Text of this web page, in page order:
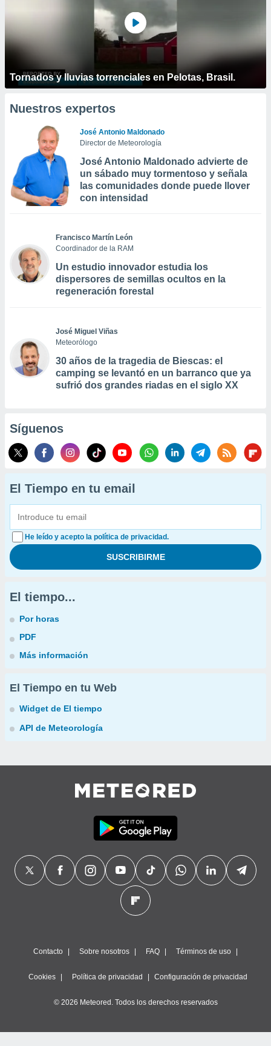
Tornados y lluvias torrenciales en Pelotas, Brasil.
Nuestros expertos
José Antonio Maldonado
Director de Meteorología
José Antonio Maldonado advierte de
un sábado muy tormentoso y señala
las comunidades donde puede llover
con intensidad
Francisco Martín León
Coordinador de la RAM
Un estudio innovador estudia los
dispersores de semillas ocultos en la
regeneración forestal
José Miguel Viñas
Meteorólogo
30 años de la tragedia de Biescas: el
camping se levantó en un barranco que ya
sufrió dos grandes riadas en el siglo XX
Síguenos
El Tiempo en tu email
He leído y acepto la política de privacidad.
El tiempo...
Por horas
PDF
Más información
El Tiempo en tu Web
Widget de El tiempo
API de Meteorología
Contacto Sobre nosotros FAQ Términos de uso
Cookies Política de privacidad Configuración de privacidad
© 2026 Meteored. Todos los derechos reservados